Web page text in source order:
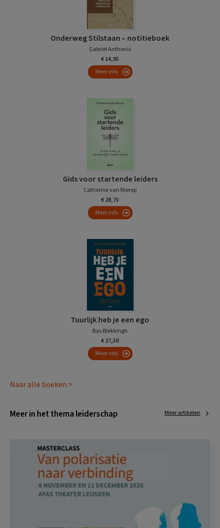
Onderweg Stilstaan – notitieboek
Gabriël Anthonio
€ 14,95
Meer info
Gids voor startende leiders
Catherine van Nierop
€ 28,75
Meer info
Tuurlijk heb je een ego
Bas Blekkingh
€ 27,50
Meer info
Naar alle boeken >
Meer in het thema leiderschap Meer artikelen